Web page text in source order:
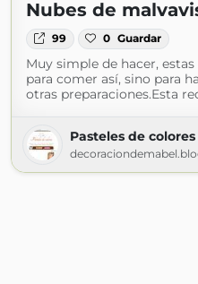
Nubes de
99 0 Guardar
Muy simple de hacer,
para comer así, sino para
otras preparaciones.Esta
Pasteles de colores